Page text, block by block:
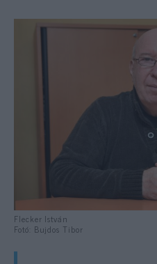
Flecker István
Fotó: Bujdos Tibor